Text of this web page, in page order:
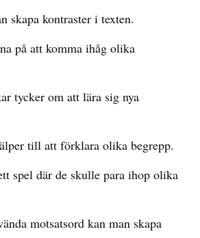
skapa kontraster i texten.
på att komma ihåg olika
tycker om att lära sig nya
till att förklara olika begrepp.
spel där de skulle para ihop olika
motsatsord kan man skapa